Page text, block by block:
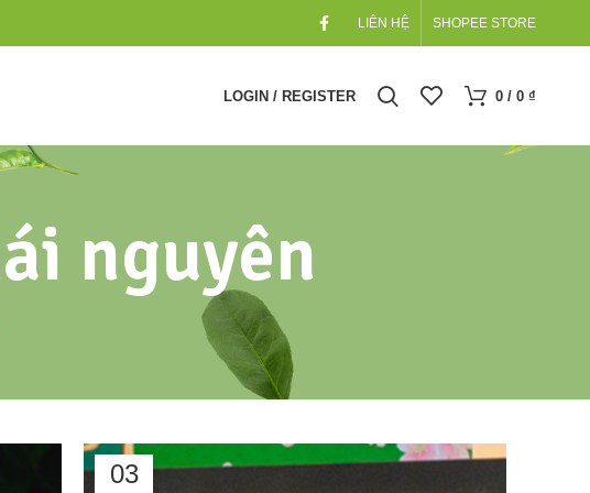
LIÊN HỆ SHOPEE STORE
LOGIN / REGISTER 0/ 0₫
nguyên
03